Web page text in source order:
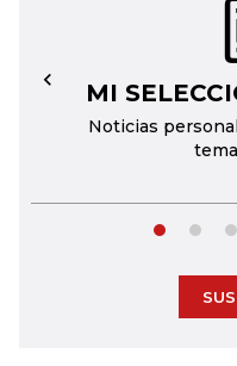
MI
Noticias
←